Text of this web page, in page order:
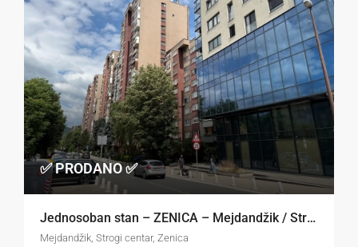
✅ PRODANO ✅
Jednosoban stan – ZENICA – Mejdandžik / Strogi centar
Mejdandžik, Strogi centar, Zenica